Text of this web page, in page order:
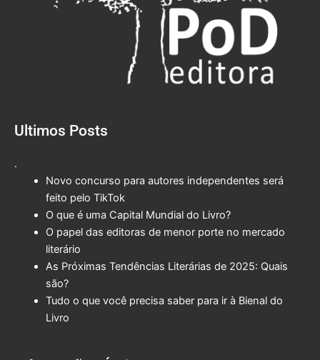
Ultimos Posts
.
Novo concurso para autores independentes será
feito pelo TikTok
O que é uma Capital Mundial do Livro?
O papel das editoras de menor porte no mercado
literário
As Próximas Tendências Literárias de 2025: Quais
são?
Tudo o que você precisa saber para ir à Bienal do
Livro